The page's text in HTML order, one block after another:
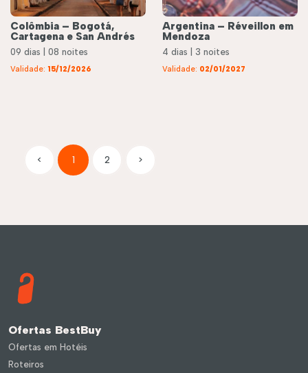
Colômbia – Bogotá,
Cartagena e San Andrés
09 dias | 08 noites
Validade: 15/12/2026
Argentina – Réveillon em
Mendoza
4 dias | 3 noites
Validade: 02/01/2027
< 1 2 >
Ofertas BestBuy
Ofertas em Hotéis
Roteiros